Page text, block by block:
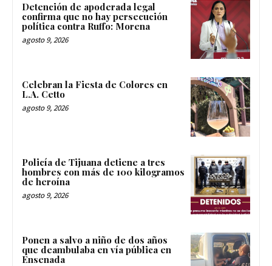
Detención de apoderada legal
confirma que no hay persecución
política contra Ruffo: Morena
agosto 9, 2026
Celebran la Fiesta de Colores en
L.A. Cetto
agosto 9, 2026
Policía de Tijuana detiene a tres
hombres con más de 100 kilogramos
de heroína
agosto 9, 2026
Ponen a salvo a niño de dos años
que deambulaba en vía pública en
Ensenada